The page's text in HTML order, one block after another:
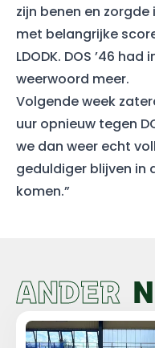
zijn benen en
met belangrijke
LDODK. DOS ’46
weerwoord meer.
Volgende week
uur opnieuw tegen
we dan weer echt
geduldiger blijven in
komen.”
ANDER